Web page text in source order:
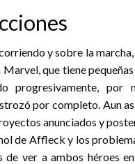
y sobre la
que tiene
progresivamente,
por completo. Aun
anunciados y
de Affleck y los
de ver a ambos héroes